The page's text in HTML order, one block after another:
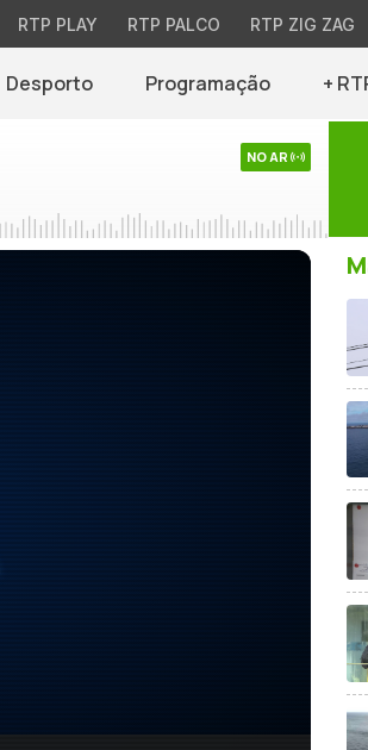
RTP PLAY RTP PALCO RTP ZIG ZAG
Desporto Programação +
NO AR